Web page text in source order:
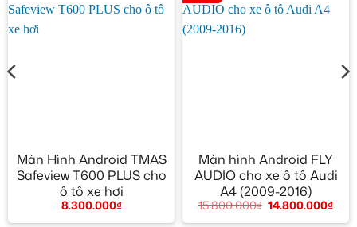
Màn Hình Android TMAS
Safeview T600 PLUS cho
ô tô xe hơi
8.300.000₫
Màn hình Android FLY
AUDIO cho xe ô tô Audi
A4 (2009-2016)
15.800.000₫ 14.800.000₫